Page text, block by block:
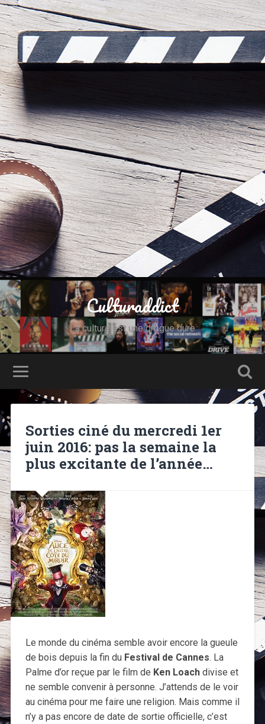
Culturaddict
La culture est une drogue dure
Sorties ciné du mercredi 1er
juin 2016: pas la semaine la
plus excitante de l’année…
Le monde du cinéma semble avoir encore la gueule
de bois depuis la fin du Festival de Cannes. La
Palme d’or reçue par le film de Ken Loachdivise et
ne semble convenir à personne. J’attends de le voir
au cinéma pour me faire une religion. Mais comme il
n’y a pas encore de date de sortie officielle, c’est